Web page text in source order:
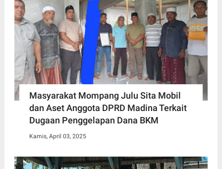
Masyarakat Mompang Julu Sita Mobil
dan Aset Anggota DPRD Madina Terkait
Dugaan Penggelapan Dana BKM
Kamis, April 03, 2025